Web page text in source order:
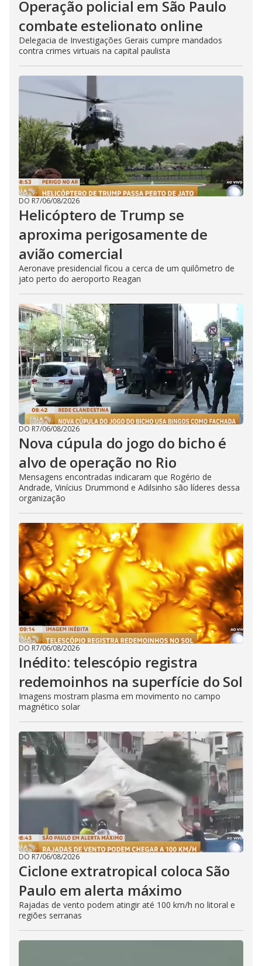
Operação policial em São Paulo
combate estelionato online
Delegacia de Investigações Gerais cumpre mandados
contra crimes virtuais na capital paulista
DO R7/06/08/2026
Helicóptero de Trump se
aproxima perigosamente de
avião comercial
Aeronave presidencial ficou a cerca de um quilômetro de
jato perto do aeroporto Reagan
DO R7/06/08/2026
Nova cúpula do jogo do bicho é
alvo de operação no Rio
Mensagens encontradas indicaram que Rogério de
Andrade, Vinícius Drummond e Adilsinho são líderes dessa
organização
DO R7/06/08/2026
Inédito: telescópio registra
redemoinhos na superfície do Sol
Imagens mostram plasma em movimento no campo
magnético solar
DO R7/06/08/2026
Ciclone extratropical coloca São
Paulo em alerta máximo
Rajadas de vento podem atingir até 100 km/h no litoral e
regiões serranas